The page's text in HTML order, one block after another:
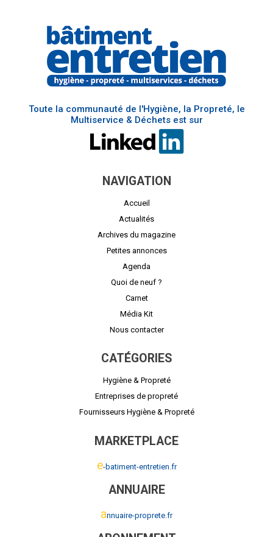
Toute la communauté de l'Hygiène, la Propreté, le
Multiservice & Déchets est sur
NAVIGATION
Accueil
Actualités
Archives du magazine
Petites annonces
Agenda
Quoi de neuf ?
Carnet
Média Kit
Nous contacter
CATÉGORIES
Hygiène & Propreté
Entreprises de propreté
Fournisseurs Hygiène & Propreté
MARKETPLACE
e-batiment-entretien.fr
ANNUAIRE
annuaire-proprete.fr